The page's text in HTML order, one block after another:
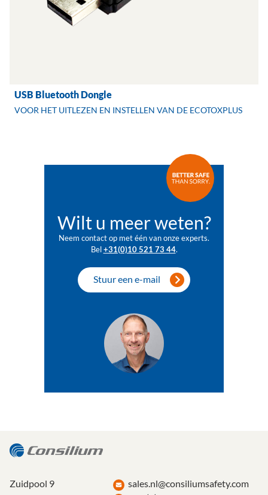
USB Bluetooth Dongle
VOOR HET UITLEZEN EN INSTELLEN VAN DE ECOTOXPLUS
Wilt u meer weten?
Neem contact op met één van onze experts.
Bel+31(0)10 521 73 44.
Stuur een e-mail
Zuidpool 9
sales.nl@consiliumsafety.com